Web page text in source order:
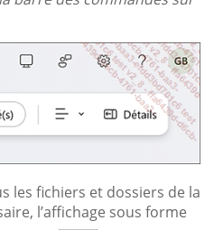
les fichiers et dossiers de la
l’affichage sous forme